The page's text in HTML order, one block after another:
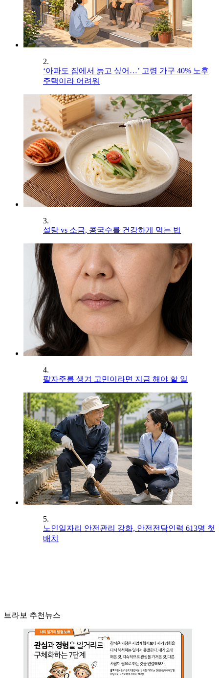
2.
‘아파도 집에서 늙고 싶어…’ 고령 가구 40% 노후
주택이라 어려워
3.
설탕 vs 소금, 콩국수를 건강하게 먹는 법
4.
팔자주름 생겨 고민이라면 지금 해야 할 일
5.
노인일자리 안전관리 강화, 안전전담인력 613명 첫
배치
브라보 추천뉴스